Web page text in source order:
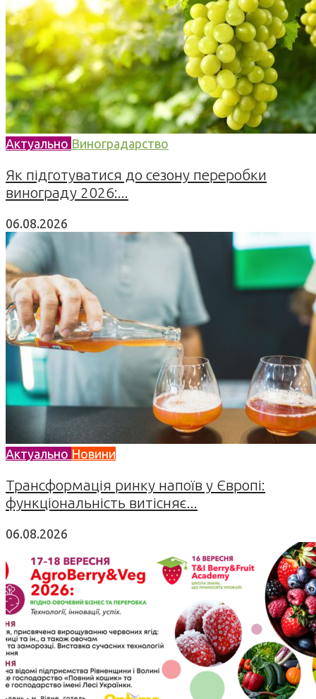
Актуально Виноградарство
Як підготуватися до сезону переробки
винограду 2026:...
06.08.2026
Актуально Новини
Трансформація ринку напоїв у Європі:
функціональність витісняє...
06.08.2026